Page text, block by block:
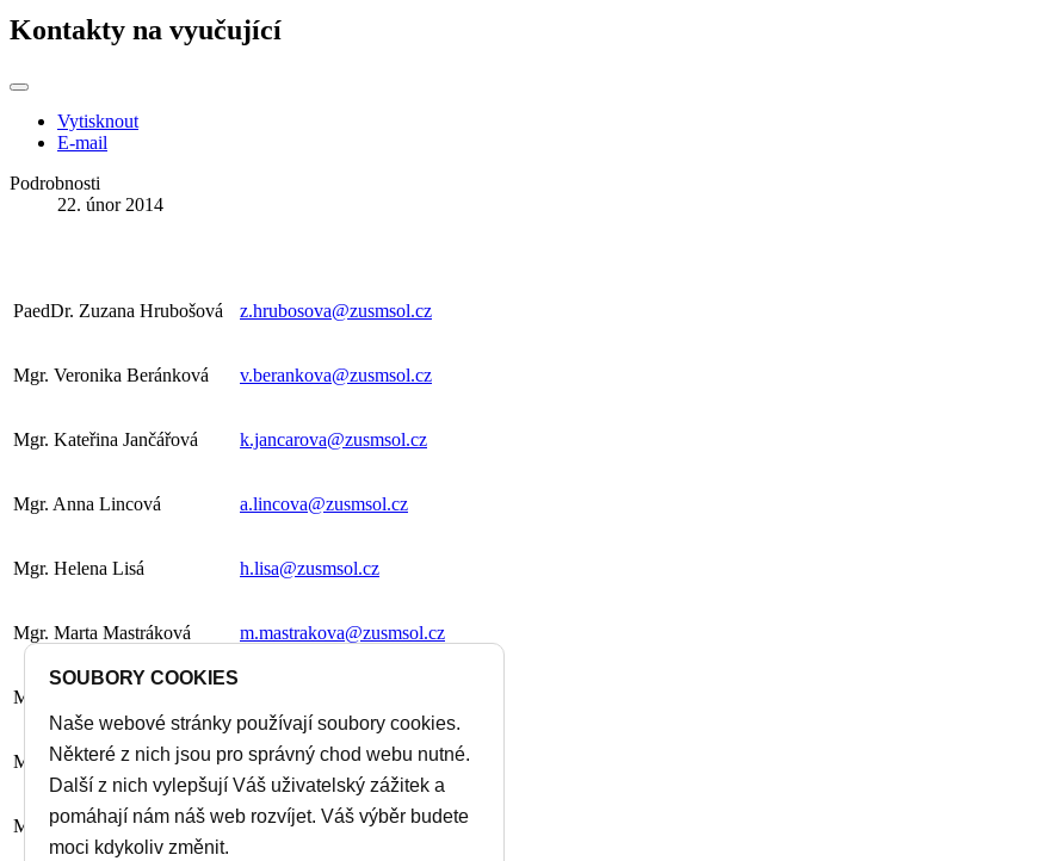
Kontakty na vyučující
Vytisknout
E-mail
Podrobnosti
22. únor 2014
PaedDr. Zuzana Hrubošová z.hrubosova@zusmsol.cz
Mgr. Veronika Beránková v.berankova@zusmsol.cz
Mgr. Kateřina Jančářová k.jancarova@zusmsol.cz
Mgr. Anna Lincová a.lincova@zusmsol.cz
Mgr. Helena Lisá h.lisa@zusmsol.cz
Mgr. Marta Mastráková m.mastrakova@zusmsol.cz
Mgr. Zdeněk Moupic
Mgr. Matěj Pernička m.pernicka@zusmsol.cz
Mgr. BcA. Jiří Sosna, Ph.D. j.sosna@zusmsol.cz
SOUBORY COOKIES
Naše webové stránky používají soubory cookies.
Některé z nich jsou pro správný chod webu nutné.
Další z nich vylepšují Váš uživatelský zážitek a
pomáhají nám náš web rozvíjet. Váš výběr budete
moci kdykoliv změnit.